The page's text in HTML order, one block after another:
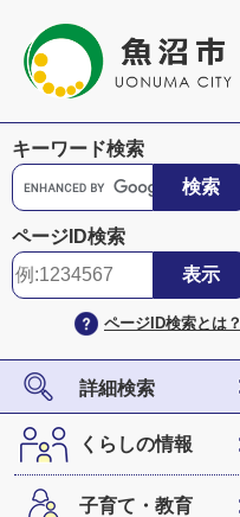
キーワード検索
G
o
o
g
ス
タ
ム
検
索
ページID検索
ページID検索とは？
詳細検索
くらしの情報
子育て・教育